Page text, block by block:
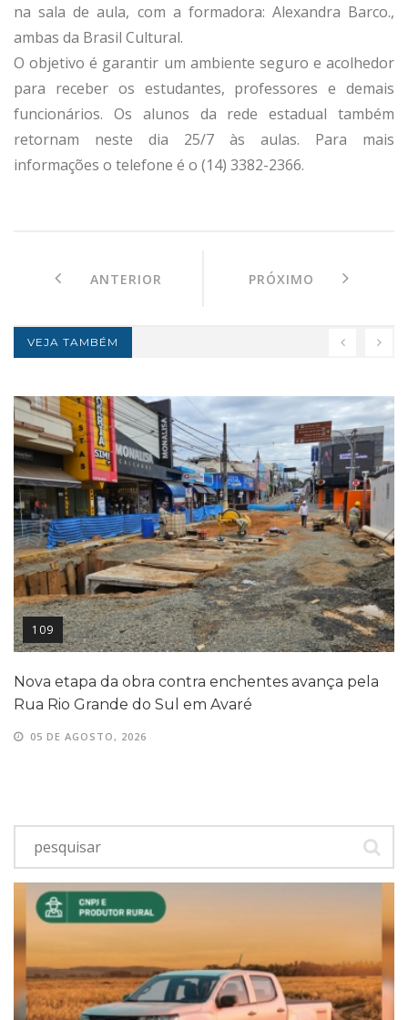
na sala de aula, com a formadora: Alexandra Barco.,
ambas da Brasil Cultural.
O objetivo é garantir um ambiente seguro e acolhedor
para receber os estudantes, professores e demais
funcionários. Os alunos da rede estadual também
retornam neste dia 25/7 às aulas. Para mais
informações o telefone é o (14) 3382-2366.
ANTERIOR PRÓXIMO
VEJA TAMBÉM
109
Nova etapa da obra contra enchentes avança pela
Rua Rio Grande do Sul em Avaré
05 DE AGOSTO, 2026